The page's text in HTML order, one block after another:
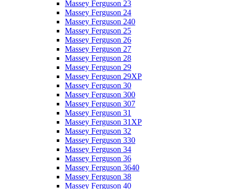
Massey Ferguson 23
Massey Ferguson 24
Massey Ferguson 240
Massey Ferguson 25
Massey Ferguson 26
Massey Ferguson 27
Massey Ferguson 28
Massey Ferguson 29
Massey Ferguson 29XP
Massey Ferguson 30
Massey Ferguson 300
Massey Ferguson 307
Massey Ferguson 31
Massey Ferguson 31XP
Massey Ferguson 32
Massey Ferguson 330
Massey Ferguson 34
Massey Ferguson 36
Massey Ferguson 3640
Massey Ferguson 38
Massey Ferguson 40